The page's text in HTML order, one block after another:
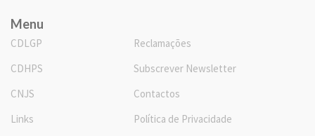
Menu
CDLGP
CDHPS
CNJS
Links
Reclamações
Subscrever Newsletter
Contactos
Política de Privacidade